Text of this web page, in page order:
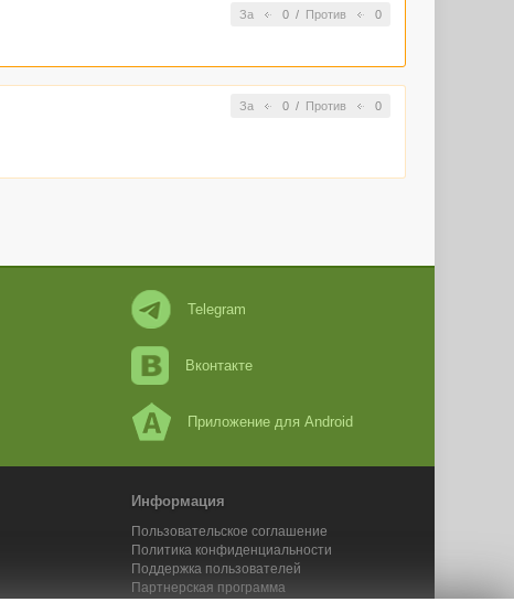
За 0/ Против 0
За 0/ Против 0
Telegram
Вконтакте
Приложение для Android
Информация
Пользовательское соглашение
Политика конфиденциальности
Поддержка пользователей
Партнерская программа